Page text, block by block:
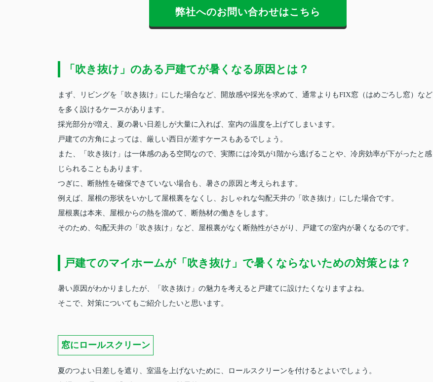
弊社へのお問い合わせはこちら
「吹き抜け」のある戸建てが暑くなる原因とは？
まず、リビングを「吹き抜け」にした場合など、開放感や採光を求めて、通常よりもFIX窓（はめごろし窓）など
を多く設けるケースがあります。
採光部分が増え、夏の暑い日差しが大量に入れば、室内の温度を上げてしまいます。
戸建ての方角によっては、厳しい西日が差すケースもあるでしょう。
また、「吹き抜け」は一体感のある空間なので、実際には冷気が1階から逃げることや、冷房効率が下がったと感
じられることもあります。
つぎに、断熱性を確保できていない場合も、暑さの原因と考えられます。
例えば、屋根の形状をいかして屋根裏をなくし、おしゃれな勾配天井の「吹き抜け」にした場合です。
屋根裏は本来、屋根からの熱を溜めて、断熱材の働きをします。
そのため、勾配天井の「吹き抜け」など、屋根裏がなく断熱性がさがり、戸建ての室内が暑くなるのです。
戸建てのマイホームが「吹き抜け」で暑くならないための対策とは？
暑い原因がわかりましたが、「吹き抜け」の魅力を考えると戸建てに設けたくなりますよね。
そこで、対策についてもご紹介したいと思います。
窓にロールスクリーン
夏のつよい日差しを遮り、室温を上げないために、ロールスクリーンを付けるとよいでしょう。